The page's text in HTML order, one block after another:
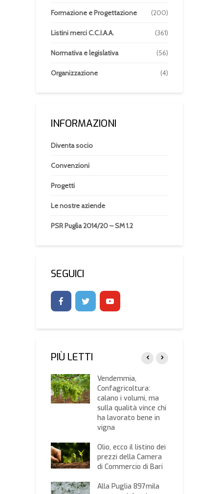
Formazione e Progettazione (200)
Listini merci C.C.I.A.A. (361)
Normativa e legislativa (56)
Organizzazione (4)
INFORMAZIONI
Diventa socio
Convenzioni
Progetti
Le nostre aziende
PSR Puglia 2014/20 – SM 1.2
SEGUICI
PIÙ LETTI
Vendemmia,
Confagricoltura:
calano i volumi, ma
sulla qualità vince chi
ha lavorato bene in
vigna
Olio, ecco il listino dei
prezzi della Camera
di Commercio di Bari
Alla Puglia 897mila